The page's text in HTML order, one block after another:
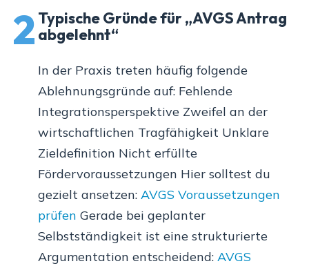
2 Typische Gründe für „AVGS Antrag
abgelehnt“
In der Praxis treten häufig folgende
Ablehnungsgründe auf: Fehlende
Integrationsperspektive Zweifel an der
wirtschaftlichen Tragfähigkeit Unklare
Zieldefinition Nicht erfüllte
Fördervoraussetzungen Hier solltest du
gezielt ansetzen: AVGS Voraussetzungen
prüfen Gerade bei geplanter
Selbstständigkeit ist eine strukturierte
Argumentation entscheidend: AVGS